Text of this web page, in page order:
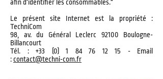
afin d'identifier les consommables."
Le présent site Internet est la propriété :
TechniCom
98, av. du Général Leclerc 92100 Boulogne-
Billancourt
Tél. : +33 (0) 1 84 76 12 15 - Email
: contact@techni-com.fr